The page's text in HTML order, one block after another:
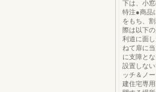
下は、小
特注●商品
をもち、
際は以下
利道に面
ねて扉に
に支障と
設置しな
ッチ＆ノ
建住宅専